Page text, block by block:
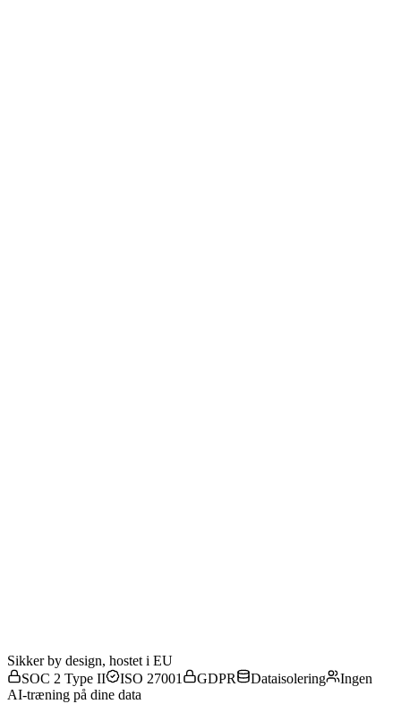
Sikker by design, hostet i EU
SOC 2 Type II
ISO 27001 GDPR Dataisolering
Ingen
AI-træning på dine data